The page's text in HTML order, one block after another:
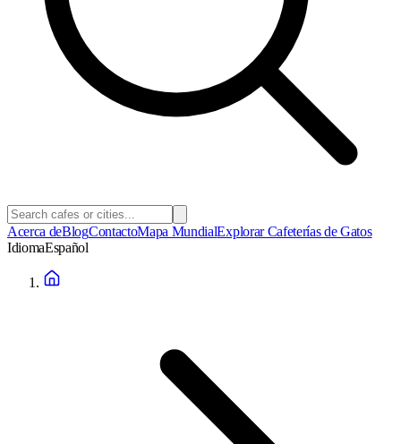
Acerca deBlogContactoMapa MundialExplorar Cafeterías de Gatos
IdiomaEspañol